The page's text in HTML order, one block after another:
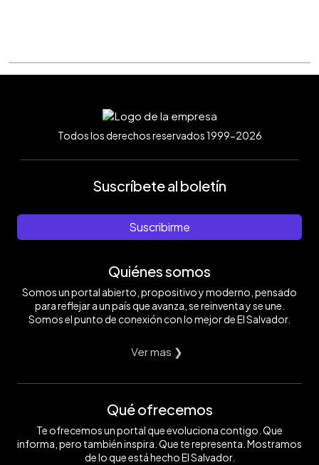
Todos los derechos reservados 1999-2026
Suscríbete al boletín
Suscribirme
Quiénes somos
Somos un portal abierto, propositivo y moderno, pensado
para reflejar a un país que avanza, se reinventa y se une.
Somos el punto de conexión con lo mejor de El Salvador.
Ver mas ❯
Qué ofrecemos
Te ofrecemos un portal que evoluciona contigo. Que
informa, pero también inspira. Que te representa. Mostramos
de lo que está hecho El Salvador.